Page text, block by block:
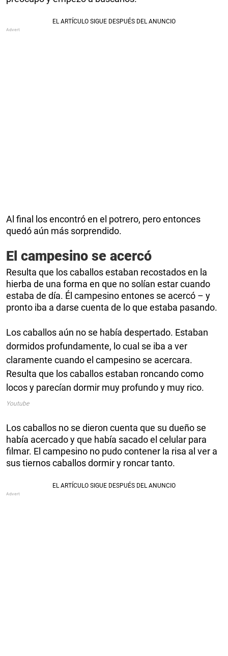
Al final los encontró en el potrero, pero entonces
quedó aún más sorprendido.
El campesino se acercó
Resulta que los caballos estaban recostados en la
hierba de una forma en que no solían estar cuando
estaba de día. Él campesino entones se acercó – y
pronto iba a darse cuenta de lo que estaba pasando.
Los caballos aún no se había despertado. Estaban
dormidos profundamente, lo cual se iba a ver
claramente cuando el campesino se acercara.
Resulta que los caballos estaban roncando como
locos y parecían dormir muy profundo y muy rico.
Youtube
Los caballos no se dieron cuenta que su dueño se
había acercado y que había sacado el celular para
filmar. El campesino no pudo contener la risa al ver a
sus tiernos caballos dormir y roncar tanto.